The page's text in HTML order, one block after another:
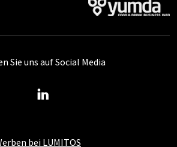
bei LUMITOS
Sie uns auf Social Media